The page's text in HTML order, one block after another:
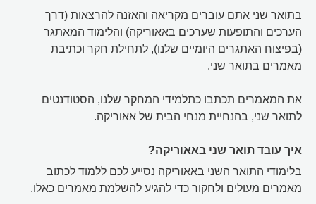
בתואר שני אתם עוברים מקריאה והאזנה להרצאות (דרך
הערכים והתופעות שערכים באאוריקה) והלימוד המאתגר
(בפיצוח האתגרים היומיים שלנו), לתחילת חקר וכתיבת
מאמרים בתואר שני.
את המאמרים תכתבו כתלמידי המחקר שלנו, הסטודנטים
לתואר שני, בהנחיית מנחי הבית של אאוריקה.
איך עובד תואר שני באאוריקה?
בלימודי התואר השני באאוריקה נסייע לכם ללמוד לכתוב
מאמרים מעולים ולחקור כדי להגיע להשלמת מאמרים כאלו.